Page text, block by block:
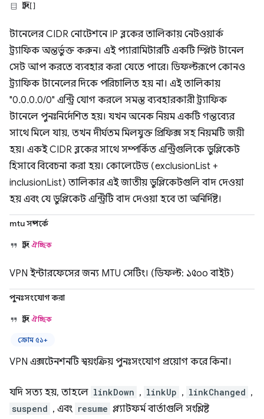
স্ট্রিং[]
টানেলের CIDR নোটেশনে IP ব্লকের তালিকায় নেটওয়ার্ক
ট্র্যাফিক অন্তর্ভুক্ত করুন। এই প্যারামিটারটি একটি স্প্লিট টানেল
সেট আপ করতে ব্যবহার করা যেতে পারে। ডিফল্টরূপে কোনও
ট্র্যাফিক টানেলের দিকে পরিচালিত হয় না। এই তালিকায়
"0.0.0.0/0" এন্ট্রি যোগ করলে সমস্ত ব্যবহারকারী ট্র্যাফিক
টানেলে পুনঃনির্দেশিত হয়। যখন অনেক নিয়ম একটি গন্তব্যের
সাথে মিলে যায়, তখন দীর্ঘতম মিলযুক্ত প্রিফিক্স সহ নিয়মটি জয়ী
হয়। একই CIDR ব্লকের সাথে সম্পর্কিত এন্ট্রিগুলিকে ডুপ্লিকেট
হিসাবে বিবেচনা করা হয়। কোলেটেড (exclusionList +
inclusionList) তালিকার এই জাতীয় ডুপ্লিকেটগুলি বাদ দেওয়া
হয় এবং যে ডুপ্লিকেট এন্ট্রিটি বাদ দেওয়া হবে তা অনির্দিষ্ট।
mtu সম্পর্কে
স্ট্রিং ঐচ্ছিক
VPN ইন্টারফেসের জন্য MTU সেটিং। (ডিফল্ট: ১৫০০ বাইট)
পুনঃসংযোগ করা
স্ট্রিং ঐচ্ছিক
ক্রোম ৫১+
VPN এক্সটেনশনটি স্বয়ংক্রিয় পুনঃসংযোগ প্রয়োগ করে কিনা।
যদি সত্য হয়, তাহলে linkDown , linkUp , linkChanged ,
suspend , এবং resume প্ল্যাটফর্ম বার্তাগুলি সংশ্লিষ্ট